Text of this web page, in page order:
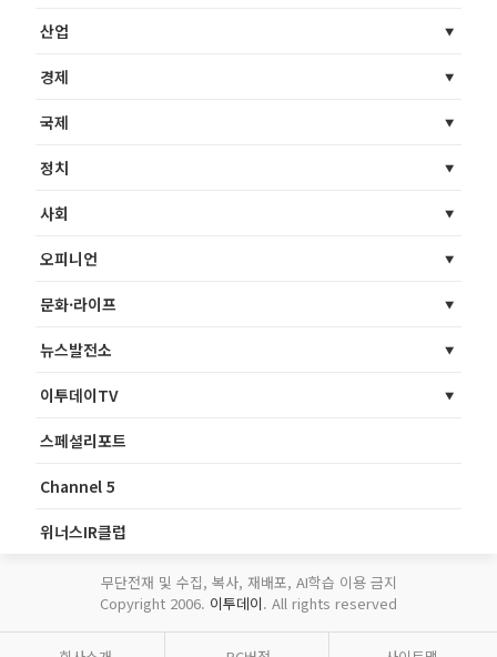
산업
경제
국제
정치
사회
오피니언
문화·라이프
뉴스발전소
이투데이TV
스페셜리포트
Channel 5
위너스IR클럽
무단전재 및 수집, 복사, 재배포, AI학습 이용 금지
Copyright 2006. 이투데이. All rights reserved